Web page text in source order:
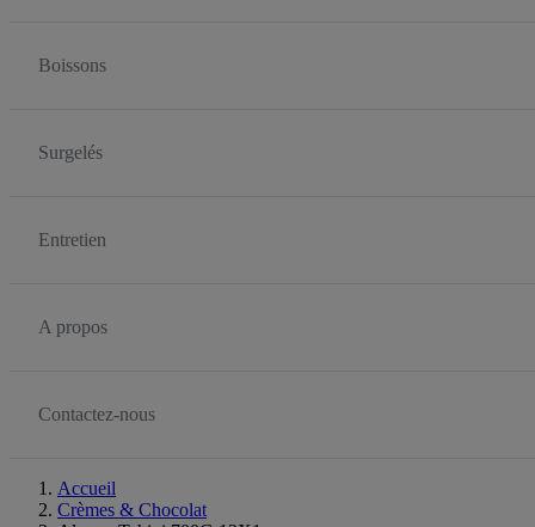
Boissons
Surgelés
Entretien
A propos
Contactez-nous
Accueil
Crèmes & Chocolat